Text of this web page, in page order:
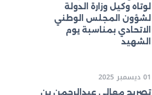
لوتاه وكيل وزارة الدولة
لشؤون المجلس الوطني
الاتحادي بمناسبة يوم
الشهيد
01 ديسمبر 2025
تصريح معالي عبدالرحمن بن